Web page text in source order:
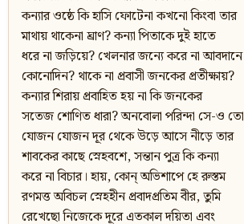
কন্যার ওষ্ঠে কি হাসি ফোটেনা কখনো কিংবা তার
মাথায় থাকেনা ঘ্রাণ? কন্যা পিতাকে দুই হাতে
ধরে না জড়িয়ে? খেলনার জন্যে করে না আবদানে
কোনোদিন? থাকে না প্রবাসী জনকের প্রতীক্ষায়?
কন্যার শিরায় প্রবাহিত হয় না কি জনকের
সতেজ শোণিত ধারা? অনবোলা পরিন্দা সে-ও তো
যোজন যোজন দূর থেকে উড়ে আসে নীড়ে তার
শাবকের কাছে স্নেহবশে, সন্তান পুত্র কি কন্যা
করে না বিচার। হায়, কোন্‌ অভিশাপে হে রুস্তম
রণমত্ত অবিচল স্নেহহীন প্রবাদপ্রতিম বীর, তুমি
রেখেছো নিজেকে দূরে এতকাল দয়িতা এবং